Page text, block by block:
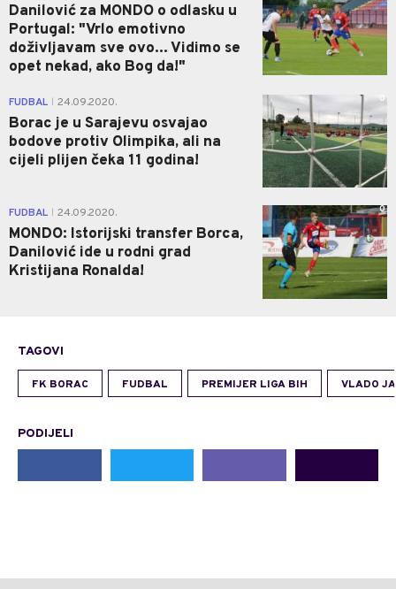
Danilović za MONDO o odlasku u
Portugal: "Vrlo emotivno
doživljavam sve ovo... Vidimo se
opet nekad, ako Bog da!"
FUDBAL 24.09.2020.
Borac je u Sarajevu osvajao
bodove protiv Olimpika, ali na
cijeli plijen čeka 11 godina!
0
FUDBAL 24.09.2020.
MONDO: Istorijski transfer Borca,
Danilović ide u rodni grad
Kristijana Ronalda!
0
TAGOVI
FK BORAC FUDBAL PREMIJER LIGA BIH VLADO
PODIJELI